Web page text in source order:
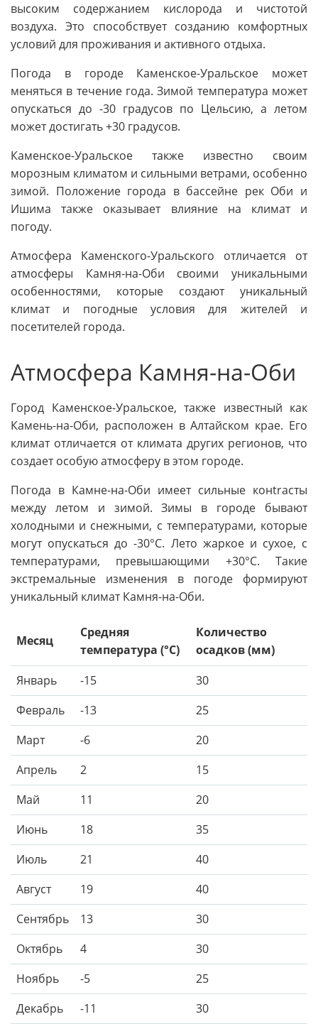
высоким содержанием кислорода и чистотой
воздуха. Это способствует созданию комфортных
условий для проживания и активного отдыха.
Погода в городе Каменское-Уральское может
меняться в течение года. Зимой температура может
опускаться до -30 градусов по Цельсию, а летом
может достигать +30 градусов.
Каменское-Уральское также известно своим
морозным климатом и сильными ветрами, особенно
зимой. Положение города в бассейне рек Оби и
Ишима также оказывает влияние на климат и
погоду.
Атмосфера Каменского-Уральского отличается от
атмосферы Камня-на-Оби своими уникальными
особенностями, которые создают уникальный
климат и погодные условия для жителей и
посетителей города.
Атмосфера Камня-на-Оби
Город Каменское-Уральское, также известный как
Камень-на-Оби, расположен в Алтайском крае. Его
климат отличается от климата других регионов, что
создает особую атмосферу в этом городе.
Погода в Камне-на-Оби имеет сильные конtrасты
между летом и зимой. Зимы в городе бывают
холодными и снежными, с температурами, которые
могут опускаться до -30°C. Лето жаркое и сухое, с
температурами, превышающими +30°C. Такие
экстремальные изменения в погоде формируют
уникальный климат Камня-на-Оби.
Месяц
Средняя
температура (°C)
Количество
осадков (мм)
Январь
-15
30
Февраль
-13
25
Март
-6
20
Апрель
2
15
Май
11
20
Июнь
18
35
Июль
21
40
Август
19
40
Сентябрь
13
30
Октябрь
4
30
Ноябрь
-5
25
Декабрь
-11
30